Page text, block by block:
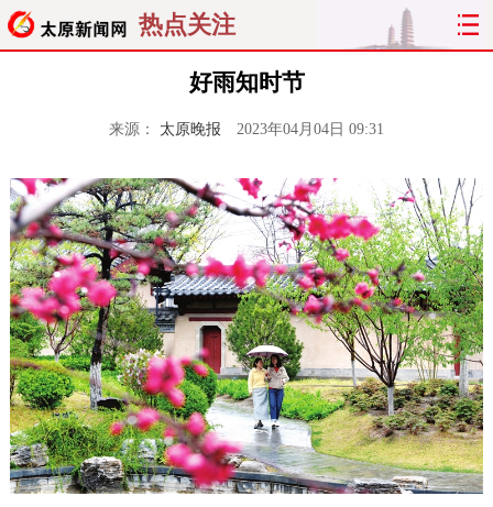
热点关注
好雨知时节
来源： 太原晚报 2023年04月04日 09:31